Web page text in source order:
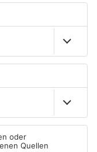
Linsengericht
13:00 UHR IN